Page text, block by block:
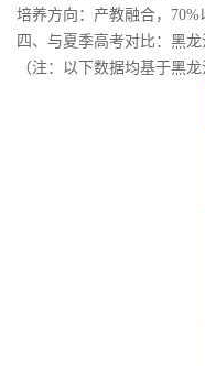
培养方向：产教融合，70%
四、与夏季高考对比：黑
（注：以下数据均基于黑